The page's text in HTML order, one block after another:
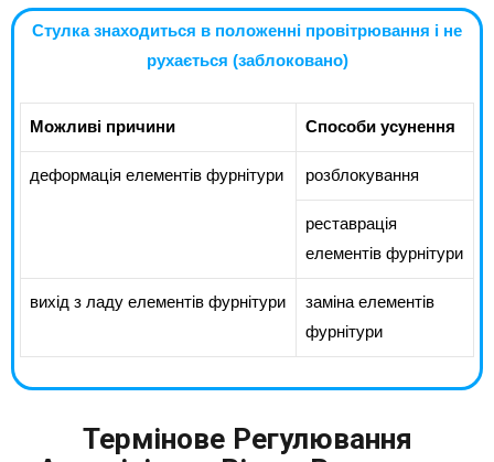
Стулка знаходиться в положенні провітрювання і не
рухається (заблоковано)
Можливі причини Способи усунення
деформація елементів фурнітури розблокування
реставрація
елементів фурнітури
вихід з ладу елементів фурнітури
заміна елементів
фурнітури
Термінове Регулювання